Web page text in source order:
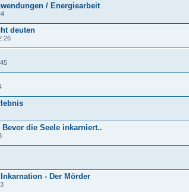
/ Energiearbeit
deuten
die Seele inkarniert..
- Der Mörder